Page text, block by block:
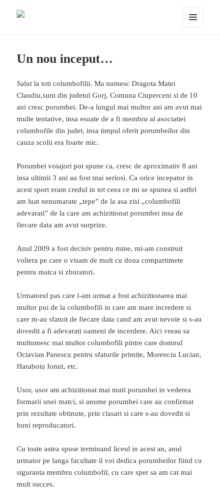
Un nou inceput…
Salut la toti columbofilii. Ma numesc Dragota Matei
Claudiu,sunt din judetul Gorj, Comuna Ciuperceni si de 10
ani cresc porumbei. De-a lungul mai multor ani am avut mai
multe tentative, insa esuate de a fi membru al asociatiei
columbofile din judet, insa timpul oferit porumbeilor din
cauza scolii era foarte mic.
Porumbei voiajori pot spune ca, cresc de aproximativ 8 ani
insa ultimii 3 ani au fost mai seriosi. Ca orice incepator in
acest sport eram credul in tot ceea ce mi se spunea si astfel
am luat nenumarate „tepe” de la asa zisi „columbofili
adevarati” de la care am achizitionat porumbei insa de
fiecare data am avut surprize.
Anul 2009 a fost decisiv pentru mine, mi-am construit
voliera pe care o visam de mult cu doua compartimete
pentru matca si zburatori.
Urmatorul pas care l-am urmat a fost achizitionarea mai
multor pui de la columbofili in care am mare incredere si
care m-au sfatuit de fiecare data cand am avut nevoie si s-au
dovedit a fi adevarati oameni de incerdere. Aici vreau sa
multumesc mai multor columbofili pintre care domnul
Octavian Panescu pentru sfaturile primite, Morenciu Lucian,
Haraboiu Ionut, etc.
Usor, usor am achizitionat mai muti porumbei in vederea
formarii unei matci, si anume porumbei care au confirmat
prin rezultate obtinute, prin clasari si care s-au dovedit si
buni reproducatori.
Cu toate astea spuse terminand liceul in acest an, anul
urmator pe langa facultate il voi dedica porumbeilor fiind cu
siguranta membru columbofil, cu care sper sa am cat mai
mult succes.